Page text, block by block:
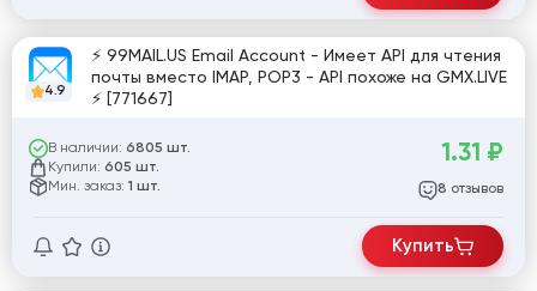
4.9
⚡ 99MAIL.US Email Account - Имеет API для чтения
почты вместо IMAP, POP3 - API похоже на GMX.LIVE
⚡ [771667]
В наличии: 6805 шт.
Купили: 605 шт.
Мин. заказ: 1 шт.
1.31 ₽
8 отзывов
Купить